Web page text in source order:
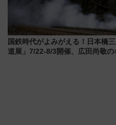
国鉄時代がよみがえる！日本橋
道展」7/22-8/3開催、広田尚敬